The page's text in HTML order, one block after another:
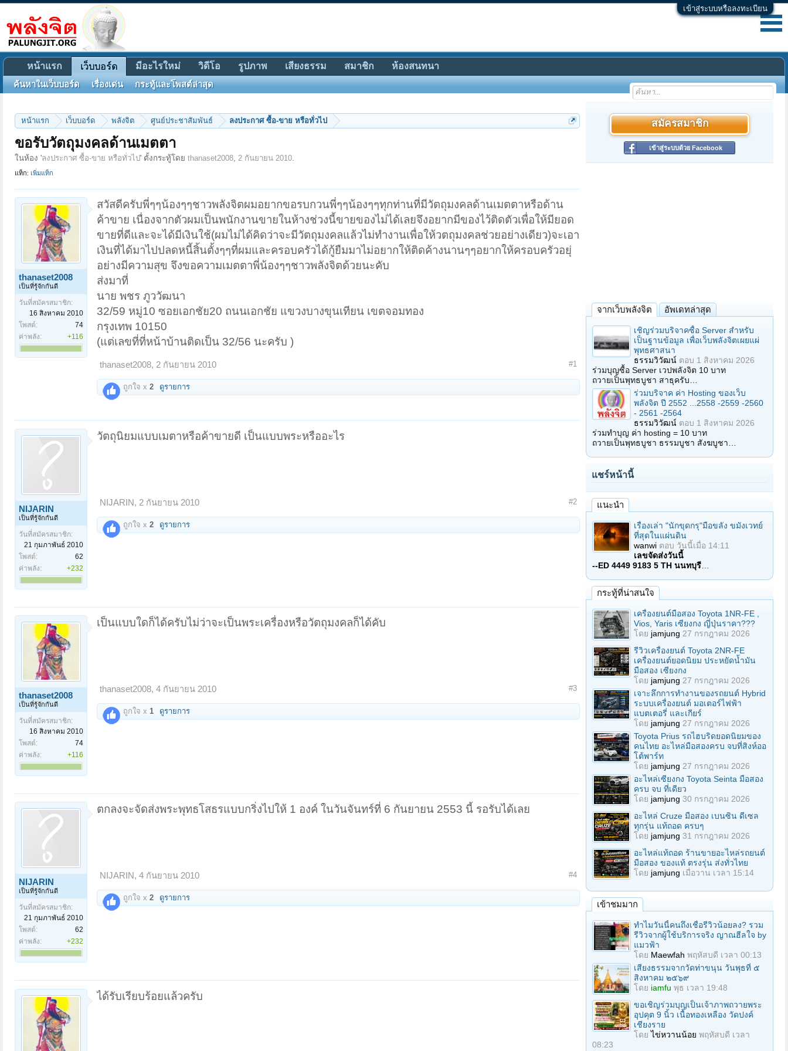
เข้าสู่ระบบหรือลงทะเบียน
หน้าแรก เว็บบอร์ด พลังจิต ศูนย์ประชาสัมพันธ์ ลงประกาศ ซื้อ-ขาย หรือทั่วไป
ขอรับวัตถุมงคลด้านเมตตา
ในห้อง 'ลงประกาศ ซื้อ-ขาย หรือทั่วไป' ตั้งกระทู้โดย thanaset2008, 2 กันยายน 2010.
แท็ก: เพิ่มแท็ก
thanaset2008
เป็นที่รู้จักกันดี
วันที่สมัครสมาชิก:
16 สิงหาคม 2010
โพสต์:
74
ค่าพลัง:
+116
สวัสดีครับพี่ๆๆน้องๆๆชาวพลังจิตผมอยากขอรบกวนพี่ๆๆน้องๆๆทุกท่านที่มีวัตถุมงคลด้านเมตตาหรือด้าน
ค้าขาย เนื่องจากตัวผมเป็นพนักงานขายในห้างช่วงนี้ขายของไม่ได้เลยจึงอยากมีของไว้ติดตัวเพื่อให้มียอด
ขายที่ดีและจะได้มีเงินใช้(ผมไม่ได้คิดว่าจะมีวัตถุมงคลแล้วไม่ทำงานเพื่อให้วตถุมงคลช่วยอย่างเดียว)จะเอา
เงินที่ได้มาไปปลดหนี้สิ้นตั้งๆๆที่ผมและครอบครัวได้กู้ยืมมาไม่อยากให้ติดค้างนานๆๆอยากให้ครอบครัวอยุ่
อย่างมีความสุข จึงขอความเมตตาพี่น้องๆๆชาวพลังจิตด้วยนะคับ
ส่งมาที่
นาย พชร ภูววัฒนา
32/59 หมู่10 ซอยเอกชัย20 ถนนเอกชัย แขวงบางขุนเทียน เขตจอมทอง
กรุงเทพ 10150
(แต่เลขที่ที่หน้าบ้านติดเป็น 32/56 นะครับ )
thanaset2008, 2 กันยายน 2010 #1
ถูกใจ x 2 ดูรายการ
NIJARIN
เป็นที่รู้จักกันดี
วันที่สมัครสมาชิก:
21 กุมภาพันธ์ 2010
โพสต์:
62
ค่าพลัง:
+232
วัตถุนิยมแบบเมตาหรือค้าขายดี เป็นแบบพระหรืออะไร
NIJARIN, 2 กันยายน 2010 #2
ถูกใจ x 2 ดูรายการ
thanaset2008
เป็นที่รู้จักกันดี
วันที่สมัครสมาชิก:
16 สิงหาคม 2010
โพสต์:
74
ค่าพลัง:
+116
เป็นแบบใดก็ได้ครับไม่ว่าจะเป็นพระเครื่องหรือวัตถุมงคลก็ได้คับ
thanaset2008, 4 กันยายน 2010 #3
ถูกใจ x 1 ดูรายการ
NIJARIN
เป็นที่รู้จักกันดี
วันที่สมัครสมาชิก:
21 กุมภาพันธ์ 2010
โพสต์:
62
ค่าพลัง:
+232
ตกลงจะจัดส่งพระพุทธโสธรแบบกริ่งไปให้ 1 องค์ ในวันจันทร์ที่ 6 กันยายน 2553 นี้ รอรับได้เลย
NIJARIN, 4 กันยายน 2010 #4
ถูกใจ x 2 ดูรายการ
ได้รับเรียบร้อยแล้วครับ
สมัครสมาชิก
เข้าสู่ระบบด้วย Facebook
จากเว็บพลังจิต อัพเดทล่าสุด
เชิญร่วมบริจาคซื้อ Server สำหรับ
เป็นฐานข้อมูล เพื่อเว็บพลังจิตเผยแผ่
พุทธศาสนา
ธรรมวิวัฒน์ ตอบ 1 สิงหาคม 2026
ร่วมบุญซื้อ Server เวปพลังจิต 10 บาท
ถวายเป็นพุทธบูชา สาธุครับ…
ร่วมบริจาค ค่า Hosting ของเว็บ
พลังจิต ปี 2552 ...2558 -2559 -2560
- 2561 -2564
ธรรมวิวัฒน์ ตอบ 1 สิงหาคม 2026
ร่วมทำบุญ ค่า hosting = 10 บาท
ถวายเป็นพุทธบูชา ธรรมบูชา สังฆบูชา…
แชร์หน้านี้
แนะนำ
เรื่องเล่า "นักขุดกรุ"มือขลัง ขมังเวทย์
ที่สุดในแผ่นดิน
wanwi ตอบ วันนี้เมื่อ 14:11
เลขจัดส่งวันนี้
--ED 4449 9183 5 TH นนทบุรี
กระทู้ที่น่าสนใจ
เครื่องยนต์มือสอง Toyota 1NR-FE ,
Vios, Yaris เซียงกง ญี่ปุ่นราคา???
โดย jamjung 27 กรกฎาคม 2026
รีวิวเครื่องยนต์ Toyota 2NR-FE
เครื่องยนต์ยอดนิยม ประหยัดน้ำมัน
มือสอง เซียงกง
โดย jamjung 27 กรกฎาคม 2026
เจาะลึกการทำงานของรถยนต์ Hybrid
ระบบเครื่องยนต์ มอเตอร์ไฟฟ้า
แบตเตอรี่ และเกียร์
โดย jamjung 27 กรกฎาคม 2026
Toyota Prius รถไฮบริดยอดนิยมของ
คนไทย อะไหล่มือสองครบ จบที่สิงห์ออ
โต้พาร์ท
โดย jamjung 27 กรกฎาคม 2026
อะไหล่เซียงกง Toyota Seinta มือสอง
ครบ จบ ที่เดียว
โดย jamjung 30 กรกฎาคม 2026
อะไหล่ Cruze มือสอง เบนซิน ดีเซล
ทุกรุ่น แท้ถอด ครบๆ
โดย jamjung 31 กรกฎาคม 2026
อะไหล่แท้ถอด ร้านขายอะไหล่รถยนต์
มือสอง ของแท้ ตรงรุ่น ส่งทั่วไทย
โดย jamjung เมื่อวาน เวลา 15:14
เข้าชมมาก
ทำไมวันนี้คนถึงเชื่อรีวิวน้อยลง? รวม
รีวิวจากผู้ใช้บริการจริง ญาณฮีลใจ by
แมวฟ้า
โดย Maewfah พฤหัสบดี เวลา 00:13
เสียงธรรมจากวัดท่าขนุน วันพุธที่ ๕
สิงหาคม ๒๕๖๙
โดย iamfu พุธ เวลา 19:48
ขอเชิญร่วมบุญเป็นเจ้าภาพถวายพระ
อุปคุต 9 นิ้ว เนื้อทองเหลือง วัดปงค์
เชียงราย
โดยไข่หวานน้อย พฤหัสบดี เวลา
08:23
หน้าแรก เว็บบอร์ด
ค้นหาในเว็บบอร์ด เรื่องเด่น กระทู้และโพสต์ล่าสุด
มีอะไรใหม่ วิดีโอ รูปภาพ เสียงธรรม สมาชิก ห้องสนทนา